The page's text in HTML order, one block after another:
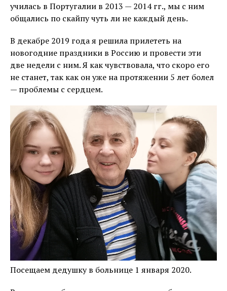
училась в Португалии в 2013 — 2014 гг., мы с ним
общались по скайпу чуть ли не каждый день.
В декабре 2019 года я решила прилететь на
новогодние праздники в Россию и провести эти
две недели с ним. Я как чувствовала, что скоро его
не станет, так как он уже на протяжении 5 лет болел
— проблемы с сердцем.
Посещаем дедушку в больнице 1 января 2020.